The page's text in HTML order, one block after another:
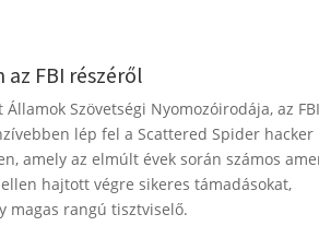
FBI részéről
Államok Szövetségi Nyomozóirodája, az FBI
lép fel a Scattered Spider hacker
amely az elmúlt évek során számos
hajtott végre sikeres támadásokat,
magas rangú tisztviselő.